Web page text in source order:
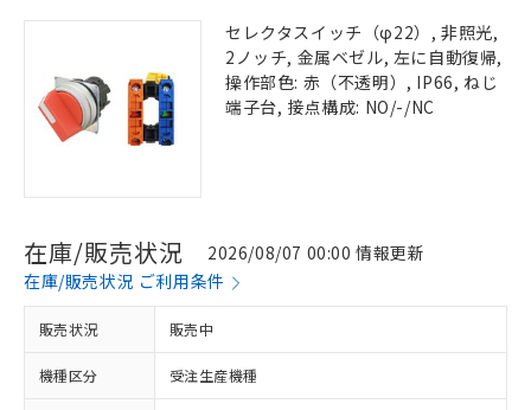
セレクタスイッチ（φ22）, 非照光,
2ノッチ, 金属ベゼル, 左に自動復帰,
操作部色: 赤（不透明）, IP66, ねじ
端子台, 接点構成: NO/-/NC
在庫/販売状況
2026/08/07 00:00 情報更新
在庫/販売状況 ご利用条件
販売状況 販売中
機種区分 受注生産機種